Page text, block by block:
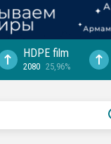
HDPE film
2080 25,96%